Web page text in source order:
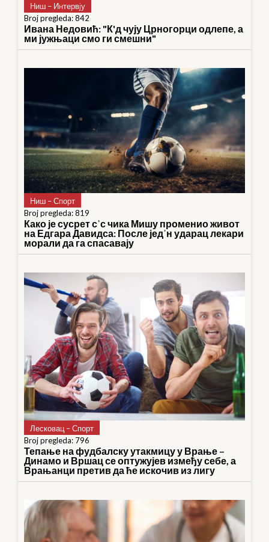
Ниш – Интервју
Broj pregleda: 842
Ивана Недовић: "К'д чују Црногорци одлепе, а
ми јужњаци смо ги смешни"
Ниш – Спорт
Broj pregleda: 819
Како је сусрет сʾс чика Мишу променио живот
на Едгара Давидса: После једʾн ударац лекари
морали да га спасавају
Лесковац – Спорт
Broj pregleda: 796
Тепање на фудбалску утакмицу у Врање –
Динамо и Вршац се оптужујев између себе, а
Врањанци претив да ће искочив из лигу